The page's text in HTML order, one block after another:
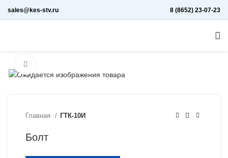
sales@kes-stv.ru 8 (8652) 23-07-23
Главная ГТК-10И
Болт